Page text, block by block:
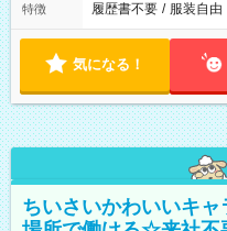
特徴 履歴書不要 / 服装自由
気になる！
ちいさいかわいいキ